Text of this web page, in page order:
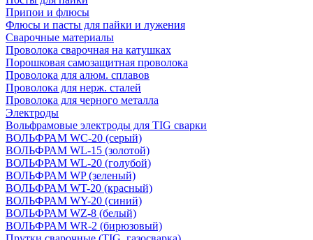
Припои и флюсы
Флюсы и пасты для пайки и лужения
Сварочные материалы
Проволока сварочная на катушках
Порошковая самозащитная проволока
Проволока для алюм. сплавов
Проволока для нерж. сталей
Проволока для черного металла
Электроды
Вольфрамовые электроды для TIG сварки
ВОЛЬФРАМ WC-20 (серый)
ВОЛЬФРАМ WL-15 (золотой)
ВОЛЬФРАМ WL-20 (голубой)
ВОЛЬФРАМ WP (зеленый)
ВОЛЬФРАМ WT-20 (красный)
ВОЛЬФРАМ WY-20 (синий)
ВОЛЬФРАМ WZ-8 (белый)
ВОЛЬФРАМ WR-2 (бирюзовый)